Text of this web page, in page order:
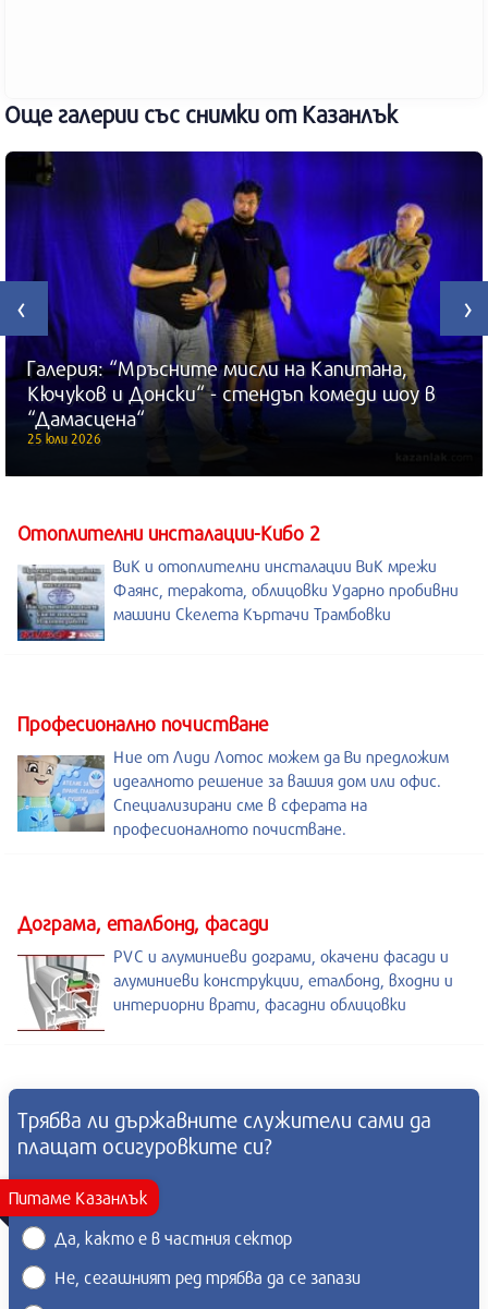
Още галерии със снимки от Казанлък
Галерия: “Мръсните мисли на Капитана,
Кючуков и Донски“ - стендъп комеди шоу в
“Дамасцена“
25 юли 2026
‹ ›
Отоплителни инсталации-Кибо 2
ВиК и отоплителни инсталации ВиК мрежи
Фаянс, теракота, облицовки Ударно пробивни
машини Скелета Къртачи Трамбовки
Професионално почистване
Ние от Лиди Лотос можем да Ви предложим
идеалното решение за вашия дом или офис.
Специализирани сме в сферата на
професионалното почистване.
Дограма, еталбонд, фасади
PVC и алуминиеви дограми, окачени фасади и
алуминиеви конструкции, еталбонд, входни и
интериорни врати, фасадни облицовки
Питаме Казанлък
Трябва ли държавните служители сами да
плащат осигуровките си?
Да, както е в частния сектор
Не, сегашният ред трябва да се запази